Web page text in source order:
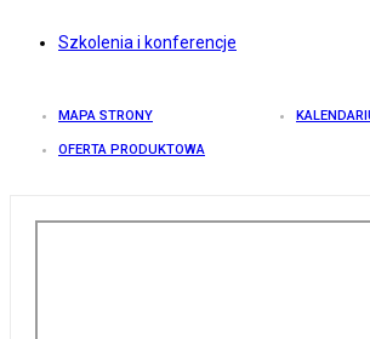
Szkolenia i konferencje
MAPA STRONY
OFERTA PRODUKTOWA